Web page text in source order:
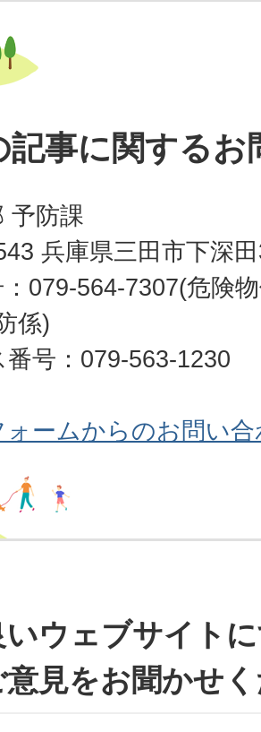
記事に関するお
予防課
兵庫県三田市下深
079-564-7307(危険
係)
号：079-563-1230
ォームからのお問い
いウェブサイト
意見をお聞かせ